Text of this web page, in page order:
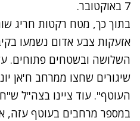
7 באוקטובר.
בתוך כך, מטח רקטות חריג
אזעקות צבע אדום נשמעו
שיגורים שחצו ממרחב ח'אן
העוטף". עוד ציינו בצה"ל
במספר מרחבים בעוטף עזה,